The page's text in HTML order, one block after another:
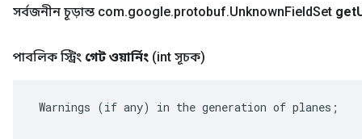
সর্বজনীন চূড়ান্ত com.google.protobuf.UnknownFieldSet get
পাবলিক স্ট্রিং গেট ওয়ার্নিং (int সূচক)
Warnings (if any) in the generation of planes;